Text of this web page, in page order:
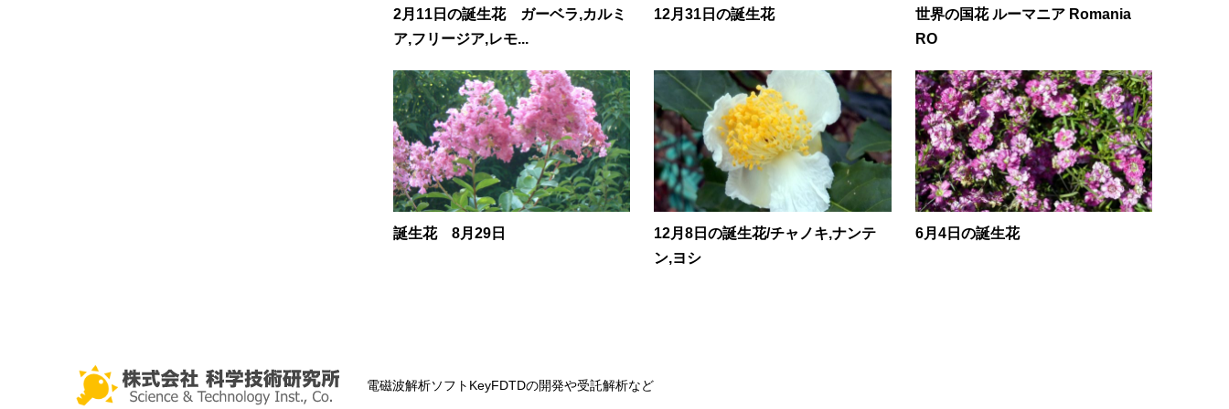
2月11日の誕生花 ガーベラ,カルミ
ア,フリージア,レモ...
12月31日の誕生花
世界の国花 ルーマニア Romania
RO
誕生花 8月29日
12月8日の誕生花/チャノキ,ナンテ
ン,ヨシ
6月4日の誕生花
電磁波解析ソフトKeyFDTDの開発や受託解析など